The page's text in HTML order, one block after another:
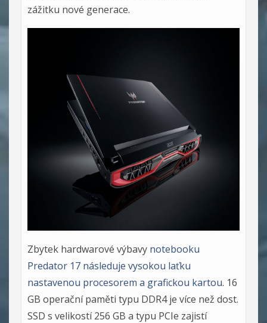
zážitku nové generace.
Zbytek hardwarové výbavy notebooku
Predator 17 následuje vysokou laťku
nastavenou procesorem a grafickou kartou. 16
GB operační paměti typu DDR4 je více než dost.
SSD s velikostí 256 GB a typu PCIe zajistí